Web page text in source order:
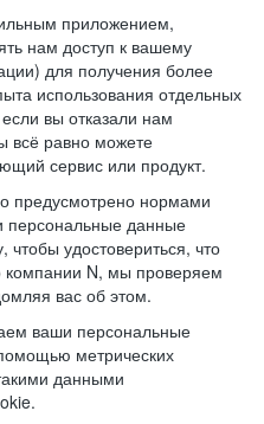
приложением,
нам доступ к вашему
для получения более
использования отдельных
вы отказали нам
всё равно можете
сервис или продукт.
предусмотрено нормами
данные
чтобы удостовериться, что
компании N, мы проверяем
вас об этом.
ваши персональные
метрических
данными